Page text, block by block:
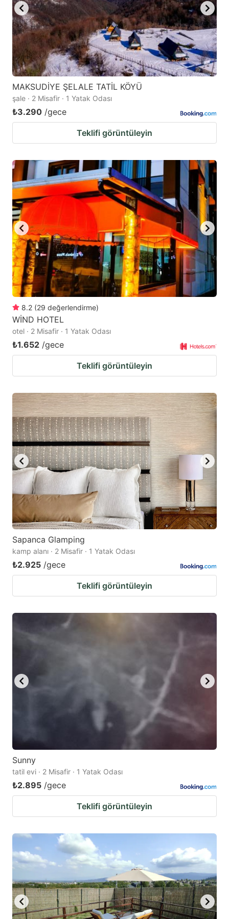
MAKSUDİYE ŞELALE TATİL KÖYÜ
şale · 2 Misafir · 1 Yatak Odası
₺3.290 /gece
Teklifi görüntüleyin
8.2 (29 değerlendirme)
WİND HOTEL
otel · 2 Misafir · 1 Yatak Odası
₺1.652 /gece
Teklifi görüntüleyin
Sapanca Glamping
kamp alanı · 2 Misafir · 1 Yatak Odası
₺2.925 /gece
Teklifi görüntüleyin
Sunny
tatil evi · 2 Misafir · 1 Yatak Odası
₺2.895 /gece
Teklifi görüntüleyin